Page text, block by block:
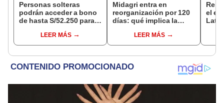
Personas solteras
podrán acceder a bono
de hasta S/52.250 para
nuevo reglamento
LEER MÁS
Midagri entra en
reorganización por 120
días: qué implica la
podrían venir
LEER MÁS
el